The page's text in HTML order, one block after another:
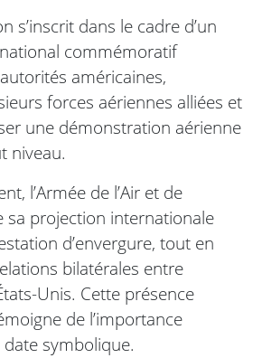
s’inscrit dans le cadre d’un
commémoratif
américaines,
forces aériennes alliées et
une démonstration aérienne
niveau.
l’Armée de l’Air et de
sa projection internationale
d’envergure, tout en
bilatérales entre
Unis. Cette présence
de l’importance
symbolique.